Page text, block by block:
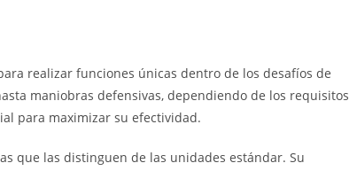
realizar funciones únicas dentro de los desafíos de
maniobras defensivas, dependiendo de los requisitos
para maximizar su efectividad.
que las distinguen de las unidades estándar. Su